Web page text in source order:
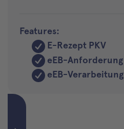
Features:
E-Rezept PKV
eEB-Anforderung
eEB-Verarbeitung